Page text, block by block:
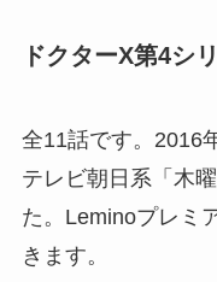
ドクターX第4シ
全11話です。2016
テレビ朝日系「木
た。Leminoプレミ
きます。